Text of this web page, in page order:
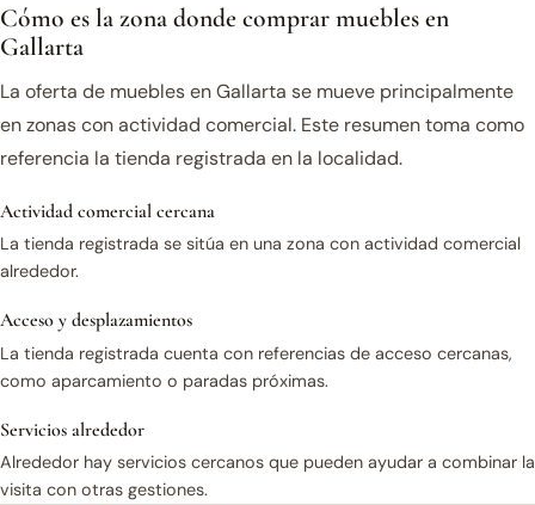
Cómo es la zona donde comprar muebles en
Gallarta
La oferta de muebles en Gallarta se mueve principalmente
en zonas con actividad comercial. Este resumen toma como
referencia la tienda registrada en la localidad.
Actividad comercial cercana
La tienda registrada se sitúa en una zona con actividad comercial
alrededor.
Acceso y desplazamientos
La tienda registrada cuenta con referencias de acceso cercanas,
como aparcamiento o paradas próximas.
Servicios alrededor
Alrededor hay servicios cercanos que pueden ayudar a combinar la
visita con otras gestiones.